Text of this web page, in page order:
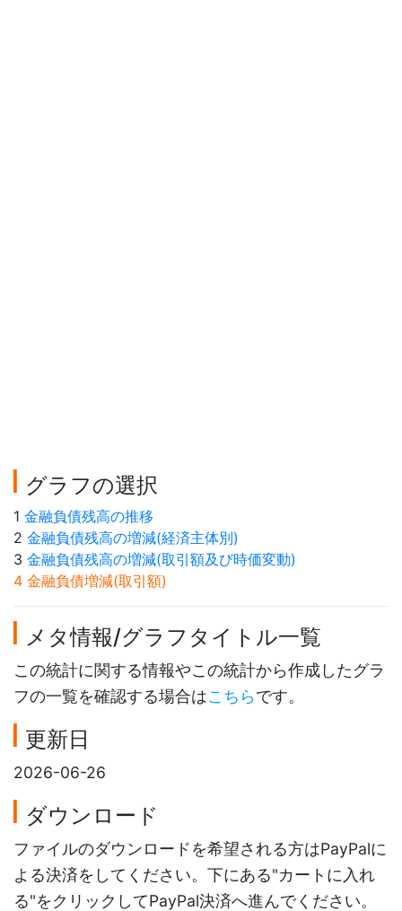
グラフの選択
1 金融負債残高の推移
2 金融負債残高の増減(経済主体別)
3 金融負債残高の増減(取引額及び時価変動)
4 金融負債増減(取引額)
メタ情報/グラフタイトル一覧
この統計に関する情報やこの統計から作成したグラ
フの一覧を確認する場合はこちらです。
更新日
2026-06-26
ダウンロード
ファイルのダウンロードを希望される方はPayPalに
よる決済をしてください。下にある"カートに入れ
る"をクリックしてPayPal決済へ進んでください。